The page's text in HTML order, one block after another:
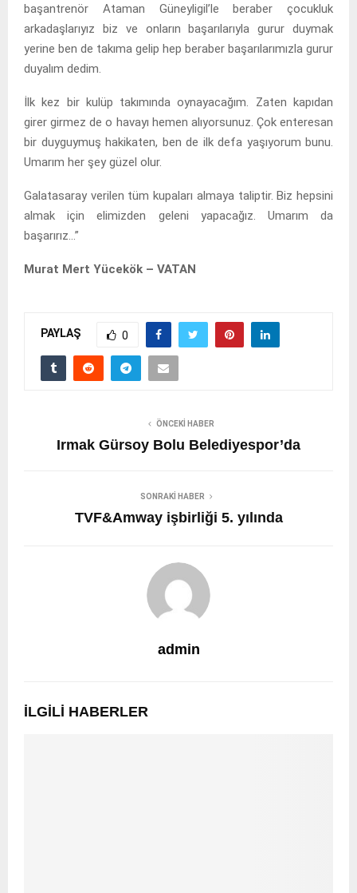
başantrenör Ataman Güneyligil’le beraber çocukluk
arkadaşlarıyız biz ve onların başarılarıyla gurur duymak
yerine ben de takıma gelip hep beraber başarılarımızla gurur
duyalım dedim.
İlk kez bir kulüp takımında oynayacağım. Zaten kapıdan
girer girmez de o havayı hemen alıyorsunuz. Çok enteresan
bir duyguymuş hakikaten, ben de ilk defa yaşıyorum bunu.
Umarım her şey güzel olur.
Galatasaray verilen tüm kupaları almaya taliptir. Biz hepsini
almak için elimizden geleni yapacağız. Umarım da
başarırız…”
Murat Mert Yücekök – VATAN
PAYLAŞ 0
ÖNCEKI HABER
Irmak Gürsoy Bolu Belediyespor’da
SONRAKI HABER
TVF&Amway işbirliği 5. yılında
admin
İLGILI HABERLER